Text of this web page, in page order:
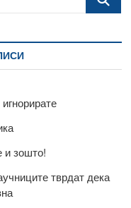
и зошто!
тврдат дека